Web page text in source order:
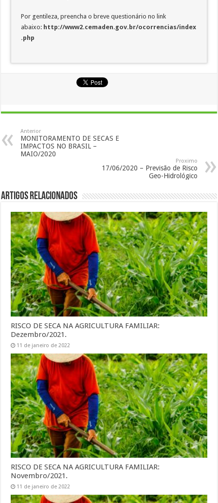
Por gentileza, preencha o breve questionário no link
abaixo: http://www2.cemaden.gov.br/ocorrencias/index
.php
Anterior
MONITORAMENTO DE SECAS E
IMPACTOS NO BRASIL –
MAIO/2020
Proximo
17/06/2020 – Previsão de Risco
Geo-Hidrológico
Artigos Relacionados
RISCO DE SECA NA AGRICULTURA FAMILIAR:
Dezembro/2021.
11 de janeiro de 2022
RISCO DE SECA NA AGRICULTURA FAMILIAR:
Novembro/2021.
11 de janeiro de 2022